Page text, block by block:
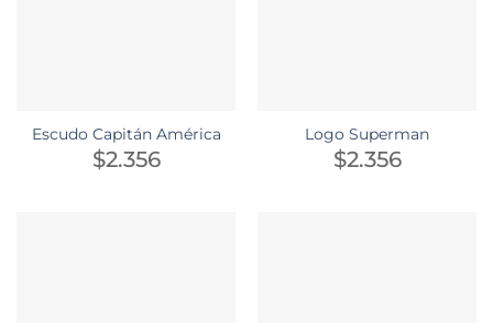
Escudo Capitán América
$2.356
Logo Superman
$2.356